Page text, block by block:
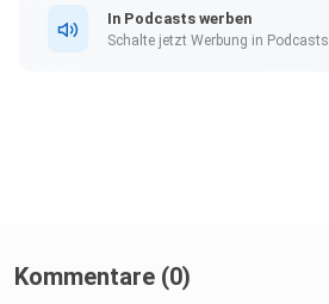
In Podcasts werben
Schalte jetzt Werbung in Podcasts.
Kommentare (0)